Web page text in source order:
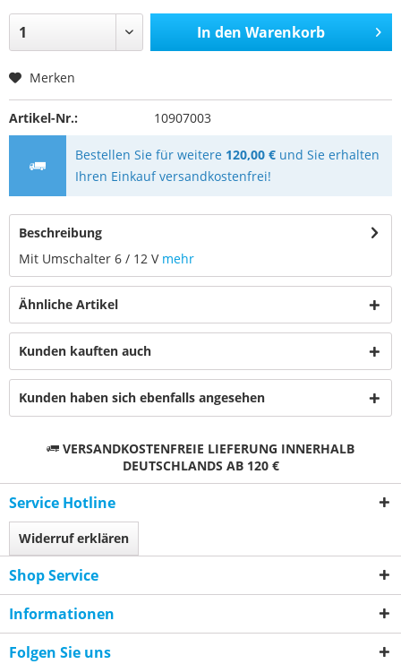
In den Warenkorb
Merken
Artikel-Nr.: 10907003
Bestellen Sie für weitere 120,00 € und Sie erhalten
Ihren Einkauf versandkostenfrei!
Beschreibung
Mit Umschalter 6 / 12 V mehr
Ähnliche Artikel
Kunden kauften auch
Kunden haben sich ebenfalls angesehen
VERSANDKOSTENFREIE LIEFERUNG INNERHALB
DEUTSCHLANDS AB 120 €
Service Hotline
Widerruf erklären
Shop Service
Informationen
Folgen Sie uns